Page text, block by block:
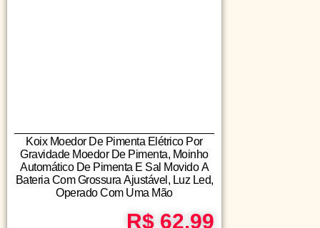
Koix Moedor De Pimenta Elétrico Por
Gravidade Moedor De Pimenta, Moinho
Automático De Pimenta E Sal Movido A
Bateria Com Grossura Ajustável, Luz Led,
Operado Com Uma Mão
R$ 62.99